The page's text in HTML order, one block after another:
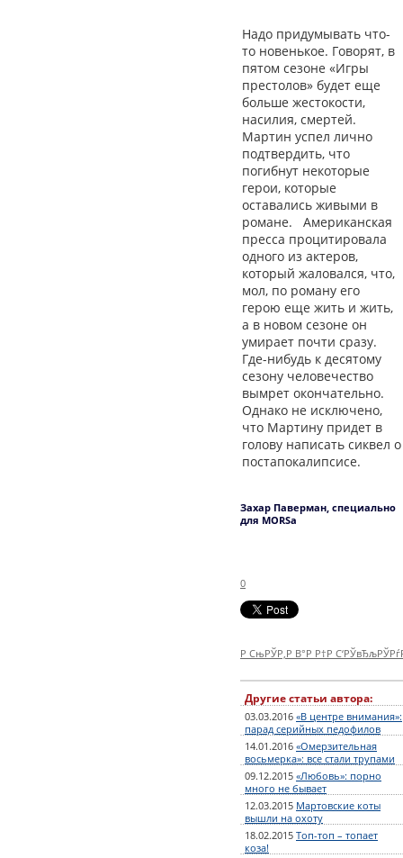
Надо придумывать что-
то новенькое. Говорят, в
пятом сезоне «Игры
престолов» будет еще
больше жестокости,
насилия, смертей.
Мартин успел лично
подтвердить, что
погибнут некоторые
герои, которые
оставались живыми в
романе. Американская
пресса процитировала
одного из актеров,
который жаловался, что,
мол, по роману его
герою еще жить и жить,
а в новом сезоне он
умирает почти сразу.
Где-нибудь к десятому
сезону человечество
вымрет окончательно.
Однако не исключено,
что Мартину придет в
голову написать сиквел о
постапокалипсисе.
Захар Паверман, специально
для MORSa
0
Р СњРЎР‚Р В°Р Р†Р
Другие статьи автора:
03.03.2016 «В центре внимания»:
парад серийных педофилов
14.01.2016 «Омерзительная
восьмерка»: все стали трупами
09.12.2015 «Любовь»: порно
много не бывает
12.03.2015 Мартовские коты
вышли на охоту
18.02.2015 Топ-топ – топает
коза!